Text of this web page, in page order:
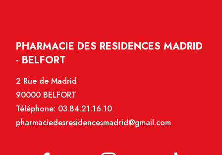
PHARMACIE DES RESIDENCES MADRID
- BELFORT
2 Rue de Madrid
90000 BELFORT
Téléphone: 03.84.21.16.10
pharmaciedesresidencesmadrid@gmail.com